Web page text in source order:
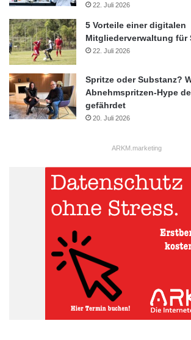
22. Juli 2026
5 Vorteile einer digitalen
Mitgliederverwaltung für
22. Juli 2026
Spritze oder Substanz?
Abnehmspritzen-Hype
gefährdet
20. Juli 2026
ARKM.marketing